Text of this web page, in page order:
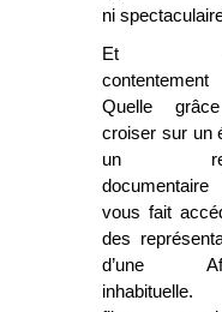
ni
Et
Quelle
croiser sur un
un
vous fait
des
d’une
inhabituelle.